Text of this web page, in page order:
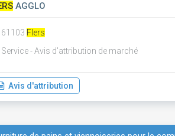
AGGLO
61103 Flers
Service - Avis d'attribution de marché
Avis d'attribution